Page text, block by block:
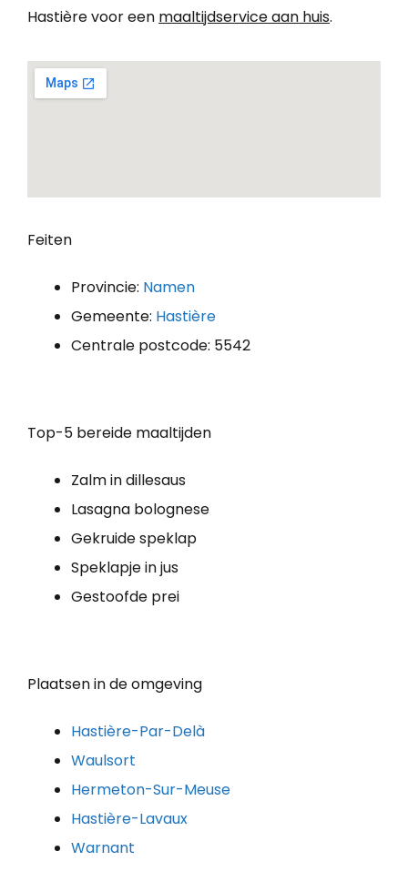
Hastière voor een maaltijdservice aan huis.
Feiten
Provincie: Namen
Gemeente: Hastière
Centrale postcode: 5542
Top-5 bereide maaltijden
Zalm in dillesaus
Lasagna bolognese
Gekruide speklap
Speklapje in jus
Gestoofde prei
Plaatsen in de omgeving
Hastière-Par-Delà
Waulsort
Hermeton-Sur-Meuse
Hastière-Lavaux
Warnant